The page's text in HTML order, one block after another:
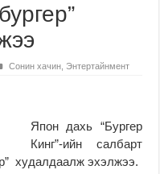
Сонин хачин Энтертайнмент
Япон дахь “Бургер
Кинг”-ийн салбарт
худалдаалж эхэлжээ.